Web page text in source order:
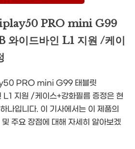
PRO mini G99
와이드바인 L1 지원 /케이
PRO mini G99 태블릿
지원 /케이스+강화필름 증정은 현
나입니다. 이 기사에서는 이 제품의
주요 장점에 대해 자세히 알아보겠